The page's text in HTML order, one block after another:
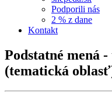
Podporili nás
2 % z dane
Kontakt
Podstatné mená
(tematická